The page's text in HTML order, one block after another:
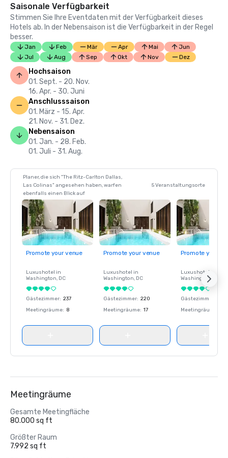
Saisonale Verfügbarkeit
Stimmen Sie Ihre Eventdaten mit der Verfügbarkeit dieses
Hotels ab. In der Nebensaison ist die Verfügbarkeit in der Regel
besser.
Jan Feb Mär Apr Mai
Jun
Jul
Aug Sep Okt Nov Dez
Hochsaison
01. Sept. - 20. Nov.
16. Apr. - 30. Juni
Anschlusssaison
01. März - 15. Apr.
21. Nov. - 31. Dez.
Nebensaison
01. Jan. - 28. Feb.
01. Juli - 31. Aug.
Planer, die sich "The Ritz-Carlton Dallas,
Las Colinas" angesehen haben, warfen
ebenfalls einen Blick auf
5 Veranstaltungsorte
Promote your venue
Luxushotel in
Washington, DC
Gästezimmer: 237
Meetingräume: 8
Promote your venue
Luxushotel in
Washington, DC
Gästezimmer: 220
Meetingräume: 17
Promote your
Luxushotel in
Washington
Gästezimmer
Meetingräume
Meetingräume
Gesamte Meetingfläche
80.000 sq ft
Größter Raum
7.992 sq ft